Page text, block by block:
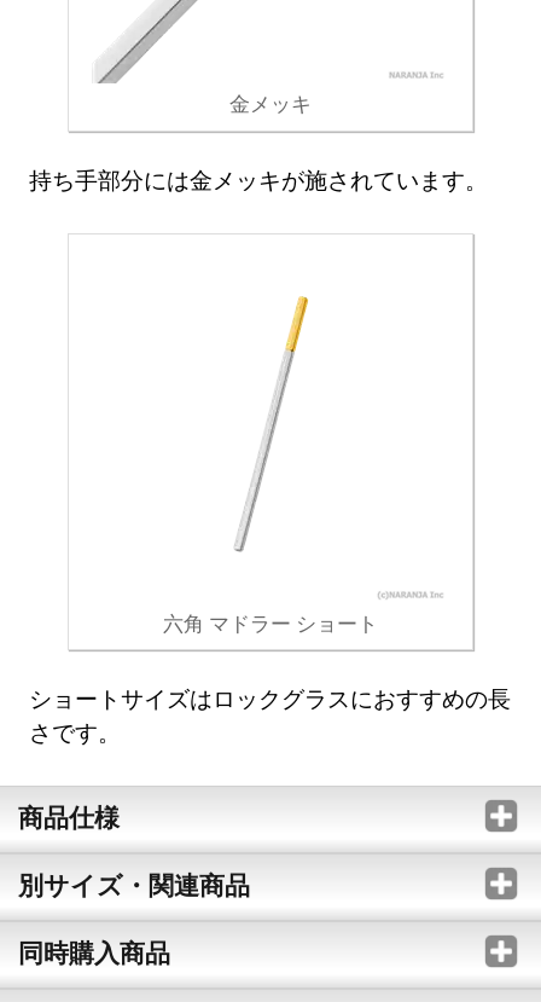
金メッキ
持ち手部分には金メッキが施されています。
六角 マドラー ショート
ショートサイズはロックグラスにおすすめの長
さです。
商品仕様
別サイズ・関連商品
同時購入商品